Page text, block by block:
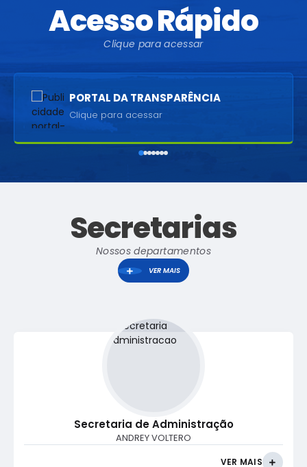
Acesso Rápido
Clique para acessar
PORTAL DA TRANSPARÊNCIA
Clique para acessar
Secretarias
Nossos departamentos
VER MAIS
Secretaria de Administração
ANDREY VOLTERO
VER MAIS